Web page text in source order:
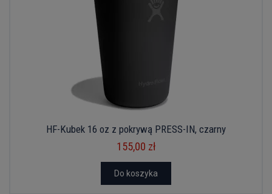
HF-Kubek 16 oz z pokrywą PRESS-IN, czarny
155,00 zł
Do koszyka